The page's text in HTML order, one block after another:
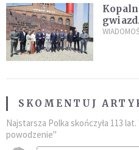
SKOMENTUJ
Najstarsza Polka skończyła 113 lat.
powodzenie"